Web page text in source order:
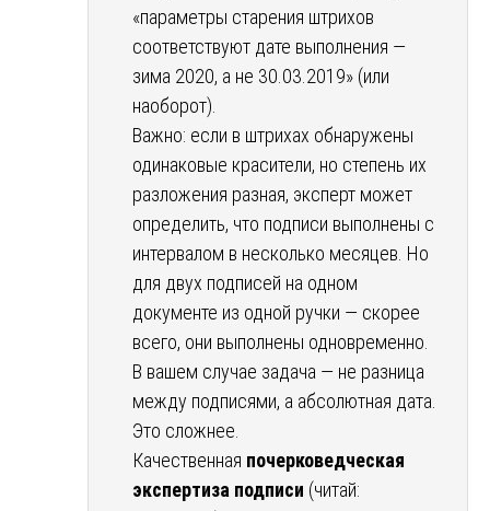
«параметры старения штрихов
соответствуют дате выполнения —
зима 2020, а не 30.03.2019» (или
наоборот).
Важно: если в штрихах обнаружены
одинаковые красители, но степень их
разложения разная, эксперт может
определить, что подписи выполнены с
интервалом в несколько месяцев. Но
для двух подписей на одном
документе из одной ручки — скорее
всего, они выполнены одновременно.
В вашем случае задача — не разница
между подписями, а абсолютная дата.
Это сложнее.
Качественная почерковедческая
экспертиза подписи (читай: